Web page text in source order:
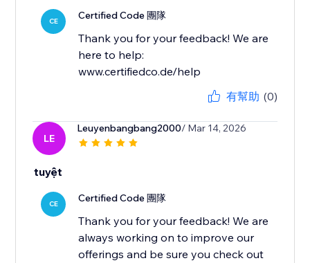
CE Certified Code 團隊
Thank you for your feedback! We are
here to help:
www.certifiedco.de/help
有幫助 (0)
LE
Leuyenbangbang2000/ Mar 14, 2026
tuyệt
CE Certified Code 團隊
Thank you for your feedback! We are
always working on to improve our
offerings and be sure you check out